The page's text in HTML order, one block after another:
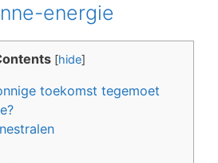
[hide]
toekomst tegemoet